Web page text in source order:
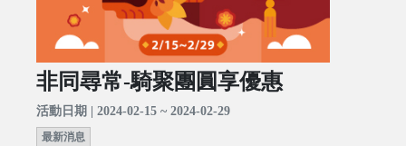
非同尋常-騎聚團圓享優惠
活動日期 | 2024-02-15 ~ 2024-02-29
最新消息